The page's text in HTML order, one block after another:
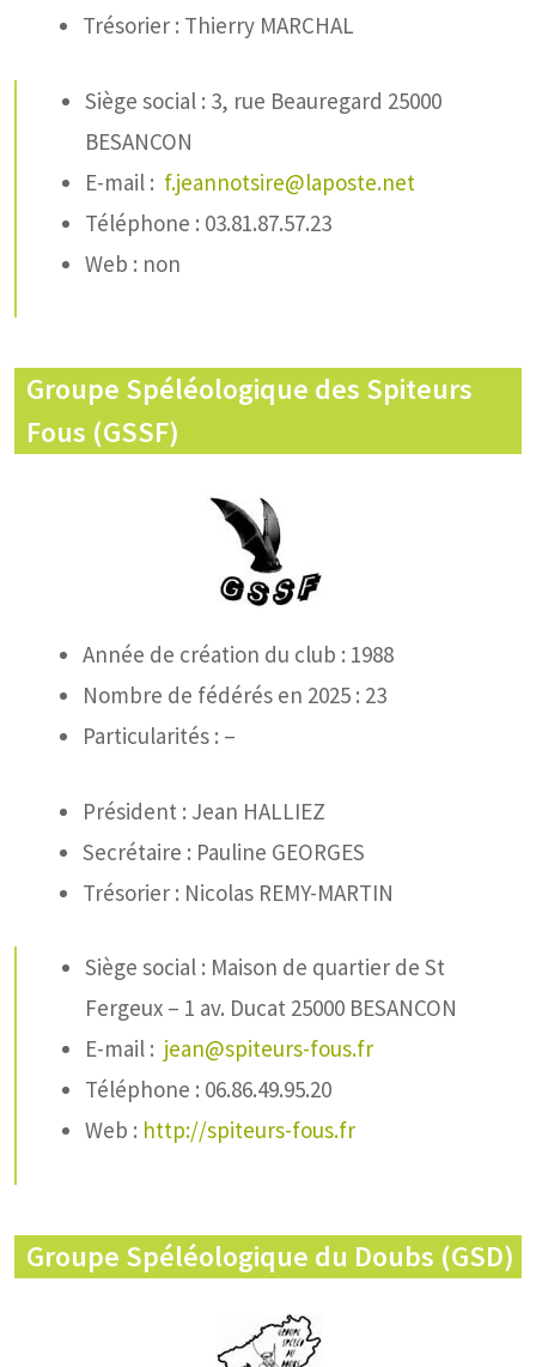
Trésorier : Thierry MARCHAL
Siège social : 3, rue Beauregard 25000
BESANCON
E-mail : f.jeannotsire@laposte.net
Téléphone : 03.81.87.57.23
Web : non
Groupe Spéléologique des Spiteurs
Fous (GSSF)
Année de création du club : 1988
Nombre de fédérés en 2025 : 23
Particularités : –
Président : Jean HALLIEZ
Secrétaire : Pauline GEORGES
Trésorier : Nicolas REMY-MARTIN
Siège social : Maison de quartier de St
Fergeux – 1 av. Ducat 25000 BESANCON
E-mail : jean@spiteurs-fous.fr
Téléphone : 06.86.49.95.20
Web : http://spiteurs-fous.fr
Groupe Spéléologique du Doubs (GSD)